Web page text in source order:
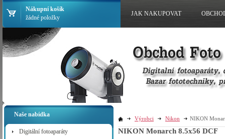
Naše nabídka
Digitální fotoaparáty
Výrobci Nikon NIKON
NIKON Monarch 8.5x56 DCF
Nákupní košík
žádné položky
JAK NAKUPOVAT